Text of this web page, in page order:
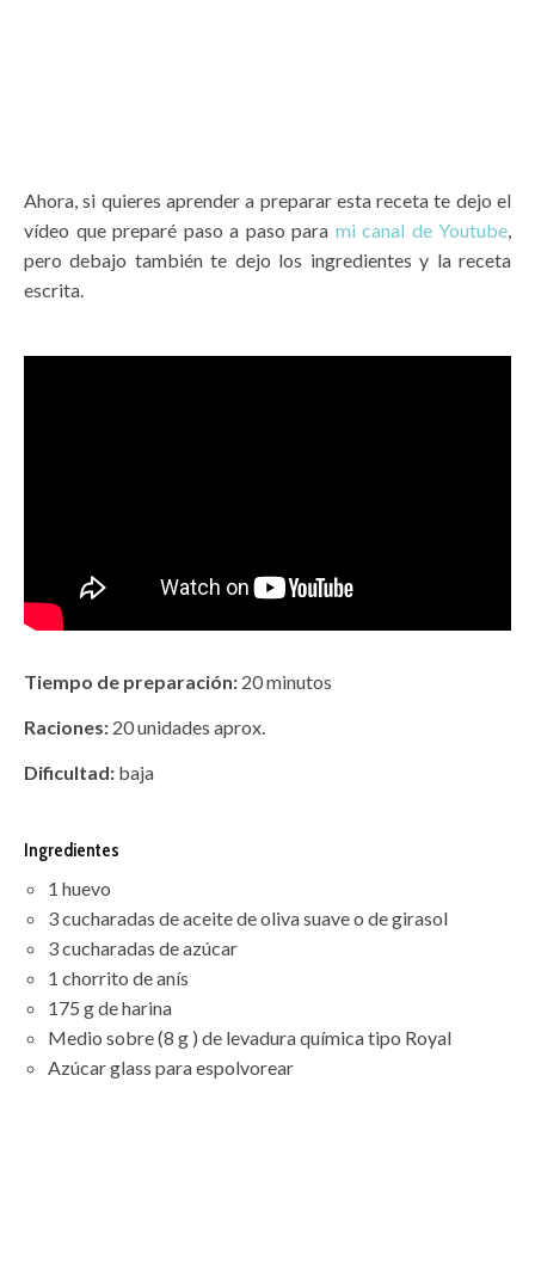
Ahora, si quieres aprender a preparar esta receta te dejo el
vídeo que preparé paso a paso para mi canal de Youtube,
pero debajo también te dejo los ingredientes y la receta
escrita.
Tiempo de preparación: 20 minutos
Raciones: 20 unidades aprox.
Dificultad: baja
Ingredientes
1 huevo
3 cucharadas de aceite de oliva suave o de girasol
3 cucharadas de azúcar
1 chorrito de anís
175 g de harina
Medio sobre (8 g ) de levadura química tipo Royal
Azúcar glass para espolvorear